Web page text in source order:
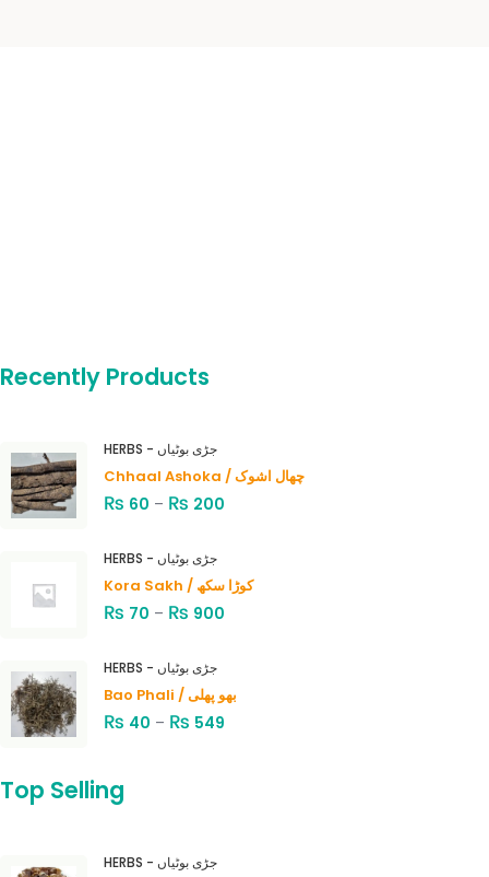
Recently Products
HERBS - جڑی بوٹیاں
Chhaal Ashoka / چھال اشوک
₨ 60 – ₨ 200
HERBS - جڑی بوٹیاں
Kora Sakh / کوڑا سکھ
₨ 70 – ₨ 900
HERBS - جڑی بوٹیاں
Bao Phali / بھو پھلی
₨ 40 – ₨ 549
Top Selling
HERBS - جڑی بوٹیاں